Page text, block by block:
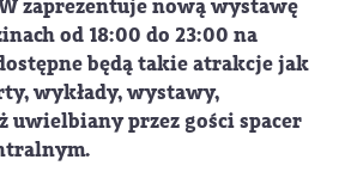
zaprezentuje nową wystawę
od 18:00 do 23:00 na
będą takie atrakcje jak
wykłady, wystawy,
uwielbiany przez gości spacer